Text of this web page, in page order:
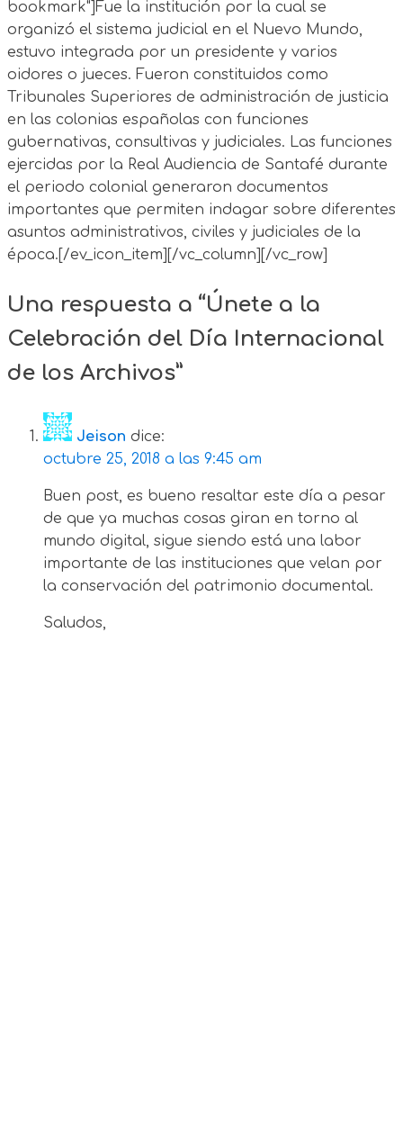
bookmark"]Fue la institución por la cual se
organizó el sistema judicial en el Nuevo Mundo,
estuvo integrada por un presidente y varios
oidores o jueces. Fueron constituidos como
Tribunales Superiores de administración de justicia
en las colonias españolas con funciones
gubernativas, consultivas y judiciales. Las funciones
ejercidas por la Real Audiencia de Santafé durante
el periodo colonial generaron documentos
importantes que permiten indagar sobre diferentes
asuntos administrativos, civiles y judiciales de la
época.[/ev_icon_item][/vc_column][/vc_row]
Una respuesta a “Únete a la
Celebración del Día Internacional
de los Archivos”
Jeison dice:
octubre 25, 2018 a las 9:45 am
Buen post, es bueno resaltar este día a pesar
de que ya muchas cosas giran en torno al
mundo digital, sigue siendo está una labor
importante de las instituciones que velan por
la conservación del patrimonio documental.
Saludos,